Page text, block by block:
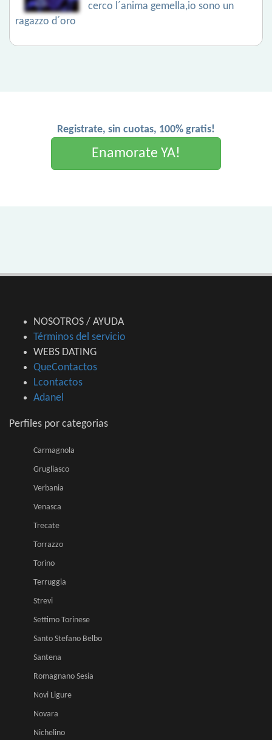
cerco l´anima gemella,io sono un
ragazzo d´oro
Registrate, sin cuotas, 100% gratis!
Enamorate YA!
NOSOTROS / AYUDA
Términos del servicio
WEBS DATING
QueContactos
Lcontactos
Adanel
Perfiles por categorias
Carmagnola
Grugliasco
Verbania
Venasca
Trecate
Torrazzo
Torino
Terruggia
Strevi
Settimo Torinese
Santo Stefano Belbo
Santena
Romagnano Sesia
Novi Ligure
Novara
Nichelino